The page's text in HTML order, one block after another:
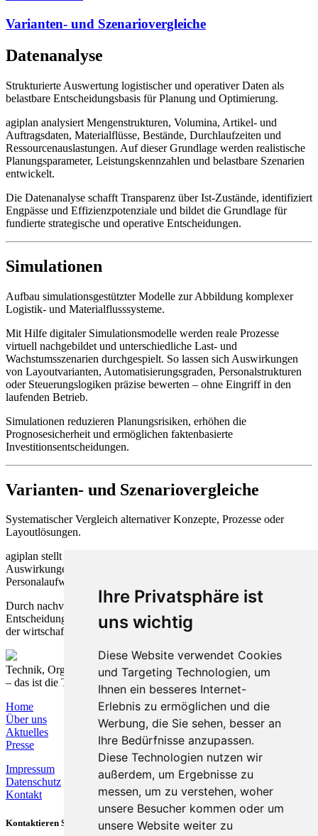
Ihre Privatsphäre ist
uns wichtig
Diese Website verwendet Cookies
und Targeting Technologien, um
Ihnen ein besseres Internet-
Erlebnis zu ermöglichen und die
Werbung, die Sie sehen, besser an
Ihre Bedürfnisse anzupassen.
Diese Technologien nutzen wir
außerdem, um Ergebnisse zu
messen, um zu verstehen, woher
unsere Besucher kommen oder um
unsere Website weiter zu
Varianten- und Szenariovergleiche
Datenanalyse
Strukturierte Auswertung logistischer und operativer Daten als
belastbare Entscheidungsbasis für Planung und Optimierung.
agiplan analysiert Mengenstrukturen, Volumina, Artikel- und
Auftragsdaten, Materialflüsse, Bestände, Durchlaufzeiten und
Ressourcenauslastungen. Auf dieser Grundlage werden realistische
Planungsparameter, Leistungskennzahlen und belastbare Szenarien
entwickelt.
Die Datenanalyse schafft Transparenz über Ist-Zustände, identifiziert
Engpässe und Effizienzpotenziale und bildet die Grundlage für
fundierte strategische und operative Entscheidungen.
Simulationen
Aufbau simulationsgestützter Modelle zur Abbildung komplexer
Logistik- und Materialflusssysteme.
Mit Hilfe digitaler Simulationsmodelle werden reale Prozesse
virtuell nachgebildet und unterschiedliche Last- und
Wachstumsszenarien durchgespielt. So lassen sich Auswirkungen
von Layoutvarianten, Automatisierungsgraden, Personalstrukturen
oder Steuerungslogiken präzise bewerten – ohne Eingriff in den
laufenden Betrieb.
Simulationen reduzieren Planungsrisiken, erhöhen die
Prognosesicherheit und ermöglichen faktenbasierte
Investitionsentscheidungen.
Varianten- und Szenariovergleiche
Systematischer Vergleich alternativer Konzepte, Prozesse oder
Layoutlösungen.
agiplan stellt Varianten transparent gegenüber und bewertet deren
Auswirkungen auf Leistung, Kosten, Flächenbedarf,
Personalaufwand, Investitionen und Risiken.
Durch nachvollziehbare Bewertungslogiken und strukturierte
Entscheidungsgrundlagen schaffen wir Sicherheit bei der Auswahl
der wirtschaftlich und strategisch sinnvollsten Lösung.
Technik, Organisation und Prozesse nachhaltig verbinden
– das ist die T&O Group.
Home
Über uns
Aktuelles
Presse
Impressum
Datenschutz
Kontakt
Kontaktieren Sie uns